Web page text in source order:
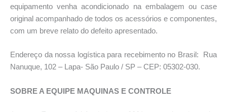
equipamento venha acondicionado na embalagem ou case
original acompanhado de todos os acessórios e componentes,
com um breve relato do defeito apresentado.
Endereço da nossa logística para recebimento no Brasil: Rua
Nanuque, 102 – Lapa- São Paulo / SP – CEP: 05302-030.
SOBRE A EQUIPE MAQUINAS E CONTROLE